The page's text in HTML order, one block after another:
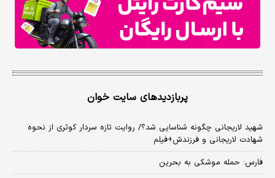
پربازدیدهای سایت خوان
شهید لاریجانی چگونه شناسایی شد؟/ روایت تازه سردار کوثری از نحوه
شهادت لاریجانی و فرزندش+فیلم
فارس: حمله موشکی به بحرین